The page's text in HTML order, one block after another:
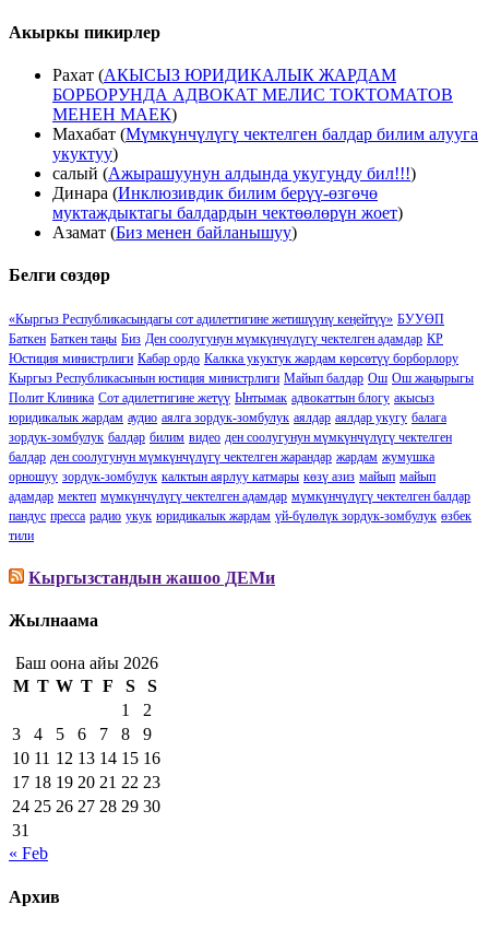
Акыркы пикирлер
Рахат (АКЫСЫЗ ЮРИДИКАЛЫК ЖАРДАМ
БОРБОРУНДА АДВОКАТ МЕЛИС ТОКТОМАТОВ
МЕНЕН МАЕК)
Махабат (Мүмкүнчүлүгү чектелген балдар билим алууга
укуктуу)
салый (Ажырашуунун алдында укугуңду бил!!!)
Динара (Инклюзивдик билим берүү-өзгөчө
муктаждыктагы балдардын чектөөлөрүн жоет)
Азамат (Биз менен байланышуу)
Белги сөздөр
«Кыргыз Республикасындагы сот адилеттигине жетишүүнү кеӊейтүү» БУУӨП
Баткен Баткен таңы Биз Ден соолугунун мүмкүнчүлүгү чектелген адамдар КР
Юстиция министрлиги Кабар ордо Калкка укуктук жардам көрсөтүү борборлору
Кыргыз Республикасынын юстиция министрлиги Майып балдар Ош Ош жаңырыгы
Полит Клиника Сот адилеттигине жетүү Ынтымак адвокаттын блогу акысыз
юридикалык жардам аудио аялга зордук-зомбулук аялдар аялдар укугу балага
зордук-зомбулук балдар билим видео ден соолугунун мүмкүнчүлүгү чектелген
балдар ден соолугунун мүмкүнчүлүгү чектелген жарандар жардам жумушка
орношуу зордук-зомбулук калктын аярлуу катмары көзү азиз майып майып
адамдар мектеп мүмкүнчүлүгү чектелген адамдар мүмкүнчүлүгү чектелген балдар
пандус пресса радио укук юридикалык жардам үй-бүлөлүк зордук-зомбулук өзбек
тили
Кыргызстандын жашоо ДЕМи
Жылнаама
Баш оона айы 2026
M T W T F S
S
1
2
3
4 5 6 7 8
9
10 11 12 13 14 15 16
17 18 19 20 21 22 23
24 25 26 27 28 29 30
31
« Feb
Архив